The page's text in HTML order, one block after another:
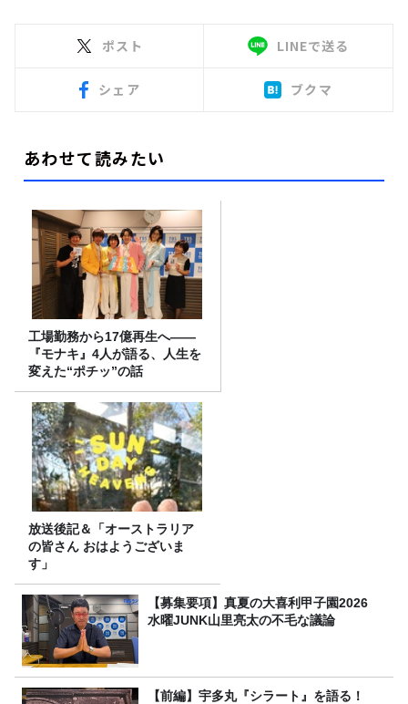
ポスト LINEで送る
シェア ブクマ
あわせて読みたい
工場勤務から17億再生へ——
『モナキ』4人が語る、人生を
変えた“ポチッ”の話
放送後記＆「オーストラリア
の皆さん おはようございま
す」
【募集要項】真夏の大喜利甲子園2026
水曜JUNK山里亮太の不毛な議論
【前編】宇多丸『シラート』を語る！